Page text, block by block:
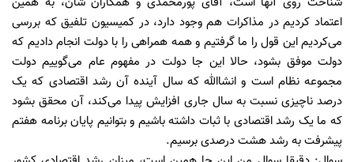
اعتماد کردیم در مذاکرات هم وجود دارد، در کمیسیون تلفیق که بررسی
می‌کردیم این قول را ما گرفتیم و همه همراهی را با دولت انجام دادیم که
دولت موفق بشود، حالا این جا دولت در مفهوم عام می‌گوییم دولت
مجموعه نظام است و انشاالله که سال آینده آن رشد اقتصادی که یک
درصد ناچیزی نسبت به سال جاری افزایش پیدا می‌کند، آن محقق بشود
که ما یک رشد اقتصادی با ثبات داشته باشیم و بتوانیم پایان برنامه هفتم
پیشرفت به رشد هشت درصدی برسیم.